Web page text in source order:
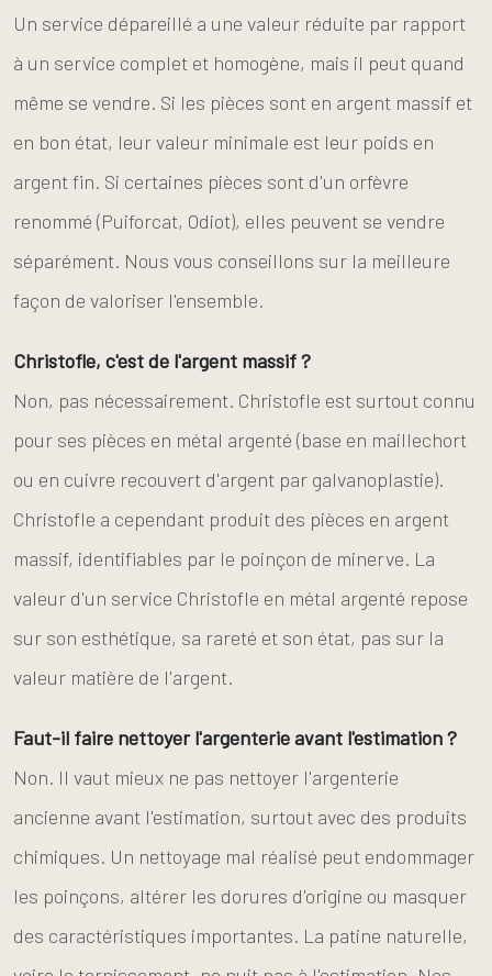
Un service dépareillé a une valeur réduite par rapport
à un service complet et homogène, mais il peut quand
même se vendre. Si les pièces sont en argent massif et
en bon état, leur valeur minimale est leur poids en
argent fin. Si certaines pièces sont d'un orfèvre
renommé (Puiforcat, Odiot), elles peuvent se vendre
séparément. Nous vous conseillons sur la meilleure
façon de valoriser l'ensemble.
Christofle, c'est de l'argent massif ?
Non, pas nécessairement. Christofle est surtout connu
pour ses pièces en métal argenté (base en maillechort
ou en cuivre recouvert d'argent par galvanoplastie).
Christofle a cependant produit des pièces en argent
massif, identifiables par le poinçon de minerve. La
valeur d'un service Christofle en métal argenté repose
sur son esthétique, sa rareté et son état, pas sur la
valeur matière de l'argent.
Faut-il faire nettoyer l'argenterie avant l'estimation ?
Non. Il vaut mieux ne pas nettoyer l'argenterie
ancienne avant l'estimation, surtout avec des produits
chimiques. Un nettoyage mal réalisé peut endommager
les poinçons, altérer les dorures d'origine ou masquer
des caractéristiques importantes. La patine naturelle,